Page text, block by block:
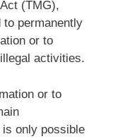
(TMG),
permanently
or to
activities.
or to
only possible